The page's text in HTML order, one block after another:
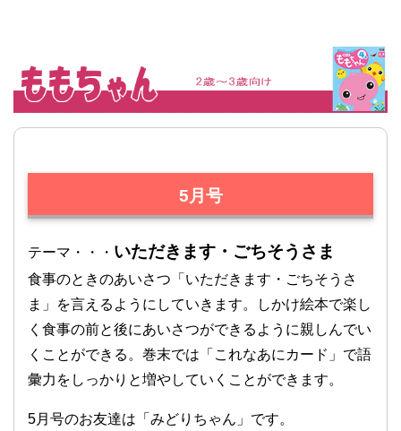
5月号
テーマ・・・ いただきます・ごちそうさま
食事のときのあいさつ「いただきます・ごちそうさ
ま」を言えるようにしていきます。しかけ絵本で楽し
く食事の前と後にあいさつができるように親しんでい
くことができる。巻末では「これなあにカード」で語
彙力をしっかりと増やしていくことができます。
5月号のお友達は「みどりちゃん」です。